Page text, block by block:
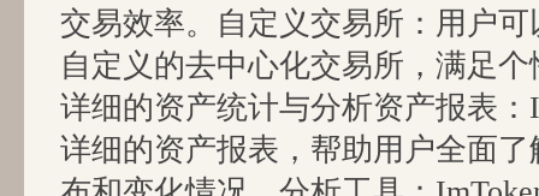
交易效率。自定义交易所：用户可
自定义的去中心化交易所，满足
详细的资产统计与分析资产报表：
详细的资产报表，帮助用户全面